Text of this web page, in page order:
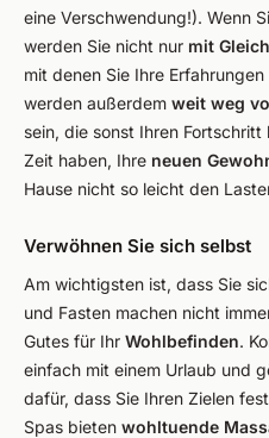
eine Verschwendung!). Wenn
werden Sie nicht nur mit
mit denen Sie Ihre
werden außerdem weit weg
sein, die sonst Ihren
Zeit haben, Ihre neuen
Hause nicht so leicht den
Verwöhnen Sie sich selbst
Am wichtigsten ist, dass Sie
und Fasten machen nicht
Gutes für Ihr Wohlbefinden.
einfach mit einem Urlaub und
dafür, dass Sie Ihren Zielen
Spas bieten wohltuende